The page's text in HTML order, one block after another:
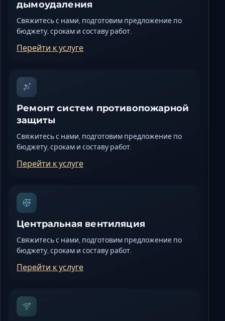
дымоудаления
Свяжитесь с нами, подготовим предложение по
бюджету, срокам и составу работ.
Перейти к услуге
Ремонт систем противопожарной
защиты
Свяжитесь с нами, подготовим предложение по
бюджету, срокам и составу работ.
Перейти к услуге
Центральная вентиляция
Свяжитесь с нами, подготовим предложение по
бюджету, срокам и составу работ.
Перейти к услуге